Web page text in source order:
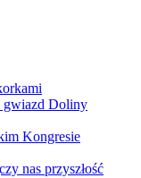
gwiazd Doliny
Kongresie
nas przyszłość